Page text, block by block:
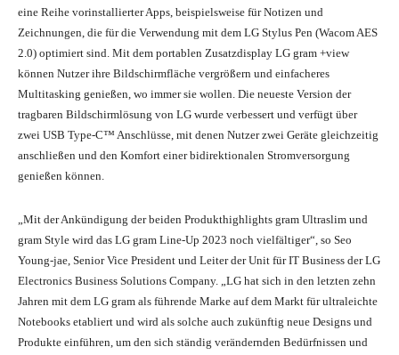
eine Reihe vorinstallierter Apps, beispielsweise für Notizen und
Zeichnungen, die für die Verwendung mit dem LG Stylus Pen (Wacom AES
2.0) optimiert sind. Mit dem portablen Zusatzdisplay LG gram +view
können Nutzer ihre Bildschirmfläche vergrößern und einfacheres
Multitasking genießen, wo immer sie wollen. Die neueste Version der
tragbaren Bildschirmlösung von LG wurde verbessert und verfügt über
zwei USB Type-C™ Anschlüsse, mit denen Nutzer zwei Geräte gleichzeitig
anschließen und den Komfort einer bidirektionalen Stromversorgung
genießen können.
„Mit der Ankündigung der beiden Produkthighlights gram Ultraslim und
gram Style wird das LG gram Line-Up 2023 noch vielfältiger“, so Seo
Young-jae, Senior Vice President und Leiter der Unit für IT Business der LG
Electronics Business Solutions Company. „LG hat sich in den letzten zehn
Jahren mit dem LG gram als führende Marke auf dem Markt für ultraleichte
Notebooks etabliert und wird als solche auch zukünftig neue Designs und
Produkte einführen, um den sich ständig verändernden Bedürfnissen und